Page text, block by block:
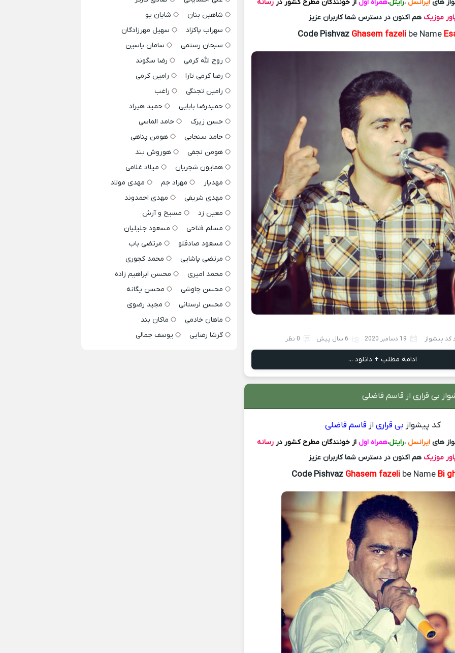
هایایرانسل ،رایتل،همراه اول از خونندگان مطرح کشور دررسانه
موزیک هم اکنون در دسترس شما کاربران عزیز
Code Pishvaz Ghasem fazeli be Name
کد پیشواز 19 دسامبر 2020 6 سال پیش 0 نظر
ادامه مطلب + دانلود ...
بی قراری از قاسم فاضلی
کد پیشواز بی قراری از قاسم فاضلی
هایایرانسل ،رایتل،همراه اول از خونندگان مطرح کشور دررسانه
موزیک هم اکنون در دسترس شما کاربران عزیز
Code Pishvaz Ghasem fazeli be Name Bi
شاهین بنان
شایان یو
سهراب پاکزاد
سهیل مهرزادگان
سبحان رستمی
سامان یاسین
روح الله کرمی
رضا سگوند
رضا کرمی تارا
رامین کرمی
رامین تجنگی
راغب
حمیدرضا بابایی
حمید هیراد
حسن زیرک
حامد الماسی
حامد سنجابی
هومن پناهی
هومن نجفی
هوروش بند
همایون شجریان
میلاد غلامی
مهدیار
مهراد جم
مهدی مولاد
مهدی شریفی
مهدی احمدوند
معین زد
مسیح و آرش
مسلم فتاحی
مسعود جلیلیان
مسعود صادقلو
مرتضی باب
مرتضی پاشایی
محمد کجوری
محمد امیری
محسن ابراهیم زاده
محسن چاوشی
محسن یگانه
محسن لرستانی
مجید رضوی
ماهان خادمی
ماکان بند
گرشا رضایی
یوسف جمالی